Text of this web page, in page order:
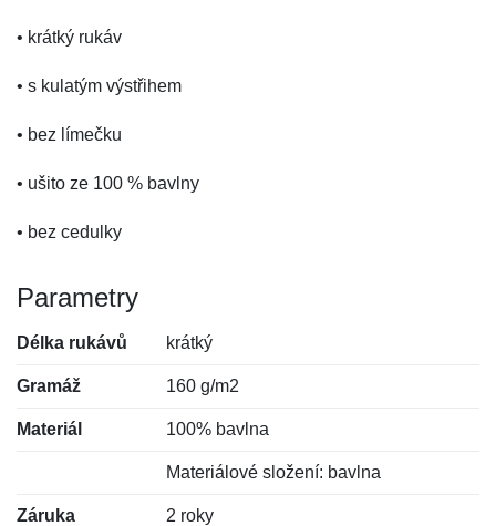
• krátký rukáv
• s kulatým výstřihem
• bez límečku
• ušito ze 100 % bavlny
• bez cedulky
Parametry
Délka rukávů krátký
Gramáž 160 g/m2
Materiál 100% bavlna
Materiálové složení: bavlna
Záruka 2 roky